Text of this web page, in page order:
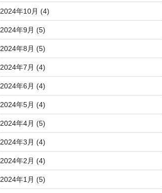
2024年10月 (4)
2024年9月 (5)
2024年8月 (5)
2024年7月 (4)
2024年6月 (4)
2024年5月 (4)
2024年4月 (5)
2024年3月 (4)
2024年2月 (4)
2024年1月 (5)